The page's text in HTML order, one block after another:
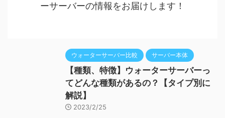
ーサーバーの情報をお届けします！
ウォーターサーバー比較 サーバー本体
【種類、特徴】ウォーターサーバーっ
てどんな種類があるの？【タイプ別に
解説】
2023/2/25